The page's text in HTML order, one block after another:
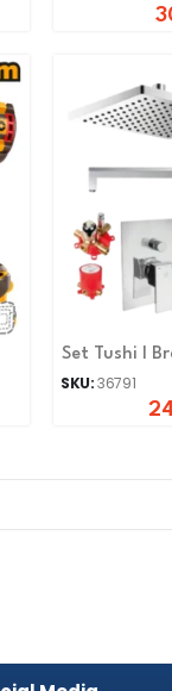
Set Tushi I
Uh00364
SKU:36791